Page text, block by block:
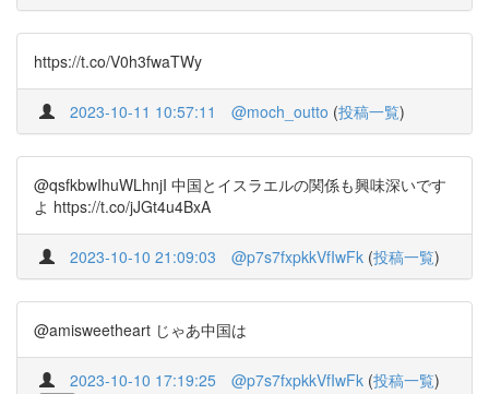
https://t.co/V0h3fwaTWy
2023-10-11 10:57:11 @moch_outto (投稿一覧)
@qsfkbwIhuWLhnjI 中国とイスラエルの関係も興味深いです
よ https://t.co/jJGt4u4BxA
2023-10-10 21:09:03 @p7s7fxpkkVfIwFk (投稿一覧)
@amisweetheart じゃあ中国は
2023-10-10 17:19:25 @p7s7fxpkkVfIwFk (投稿一覧)